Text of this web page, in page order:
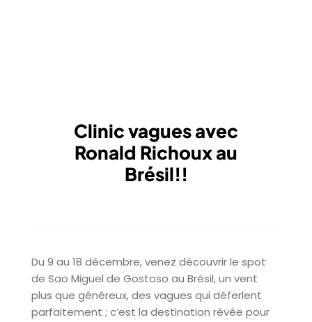
Clinic vagues avec
Ronald Richoux au
Brésil!!
Du 9 au 18 décembre, venez découvrir le spot
de Sao Miguel de Gostoso au Brésil, un vent
plus que généreux, des vagues qui déferlent
parfaitement ; c’est la destination rêvée pour